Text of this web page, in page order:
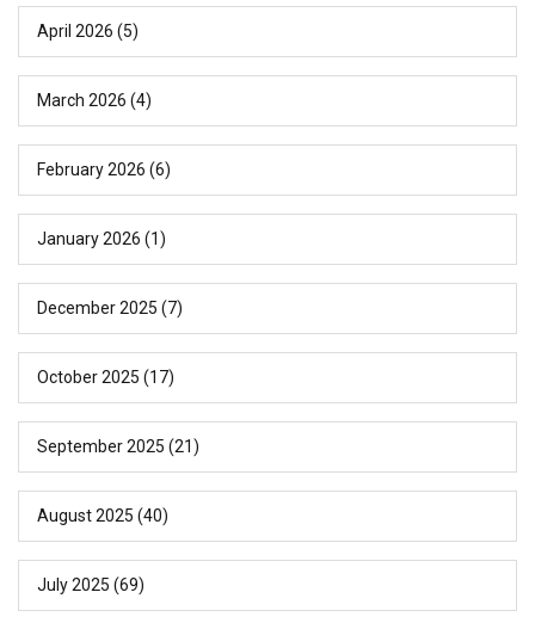
April 2026 (5)
March 2026 (4)
February 2026 (6)
January 2026 (1)
December 2025 (7)
October 2025 (17)
September 2025 (21)
August 2025 (40)
July 2025 (69)